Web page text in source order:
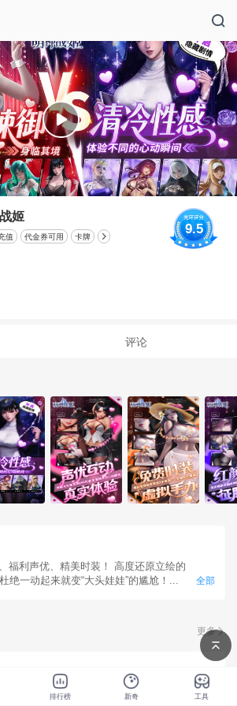
姬
值 代金券可用 卡牌
9.5
评论
福利声优、精美时装！ 高度还原立绘的
绝一动起来就变“大头娃娃”的尴尬！...
全部
更多
11-22
排行榜 新奇 工具